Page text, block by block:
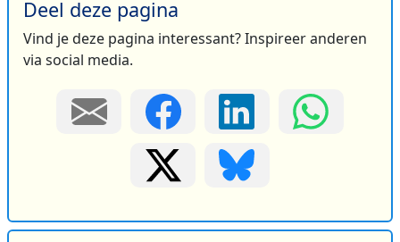
Deel deze pagina
Vind je deze pagina interessant? Inspireer anderen
via social media.